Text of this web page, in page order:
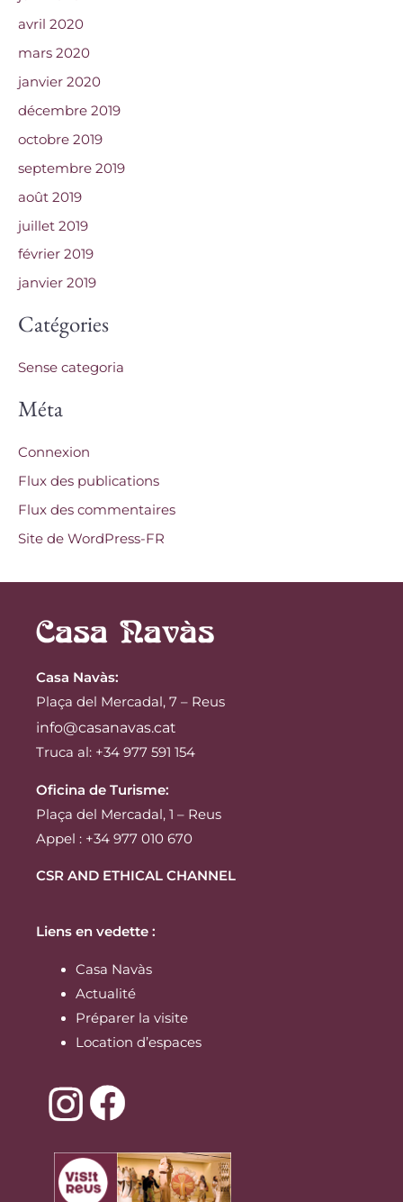
avril 2020
mars 2020
janvier 2020
décembre 2019
octobre 2019
septembre 2019
août 2019
juillet 2019
février 2019
janvier 2019
Catégories
Sense categoria
Méta
Connexion
Flux des publications
Flux des commentaires
Site de WordPress-FR
Casa Navàs:
Plaça del Mercadal, 7 – Reus
info@casanavas.cat
Truca al: +34 977 591 154
Oficina de Turisme:
Plaça del Mercadal, 1 – Reus
Appel : +34 977 010 670
CSR AND ETHICAL CHANNEL
Liens en vedette :
Casa Navàs
Actualité
Préparer la visite
Location d’espaces